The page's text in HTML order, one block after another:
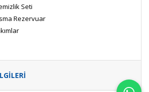
Seti
Rezervuar